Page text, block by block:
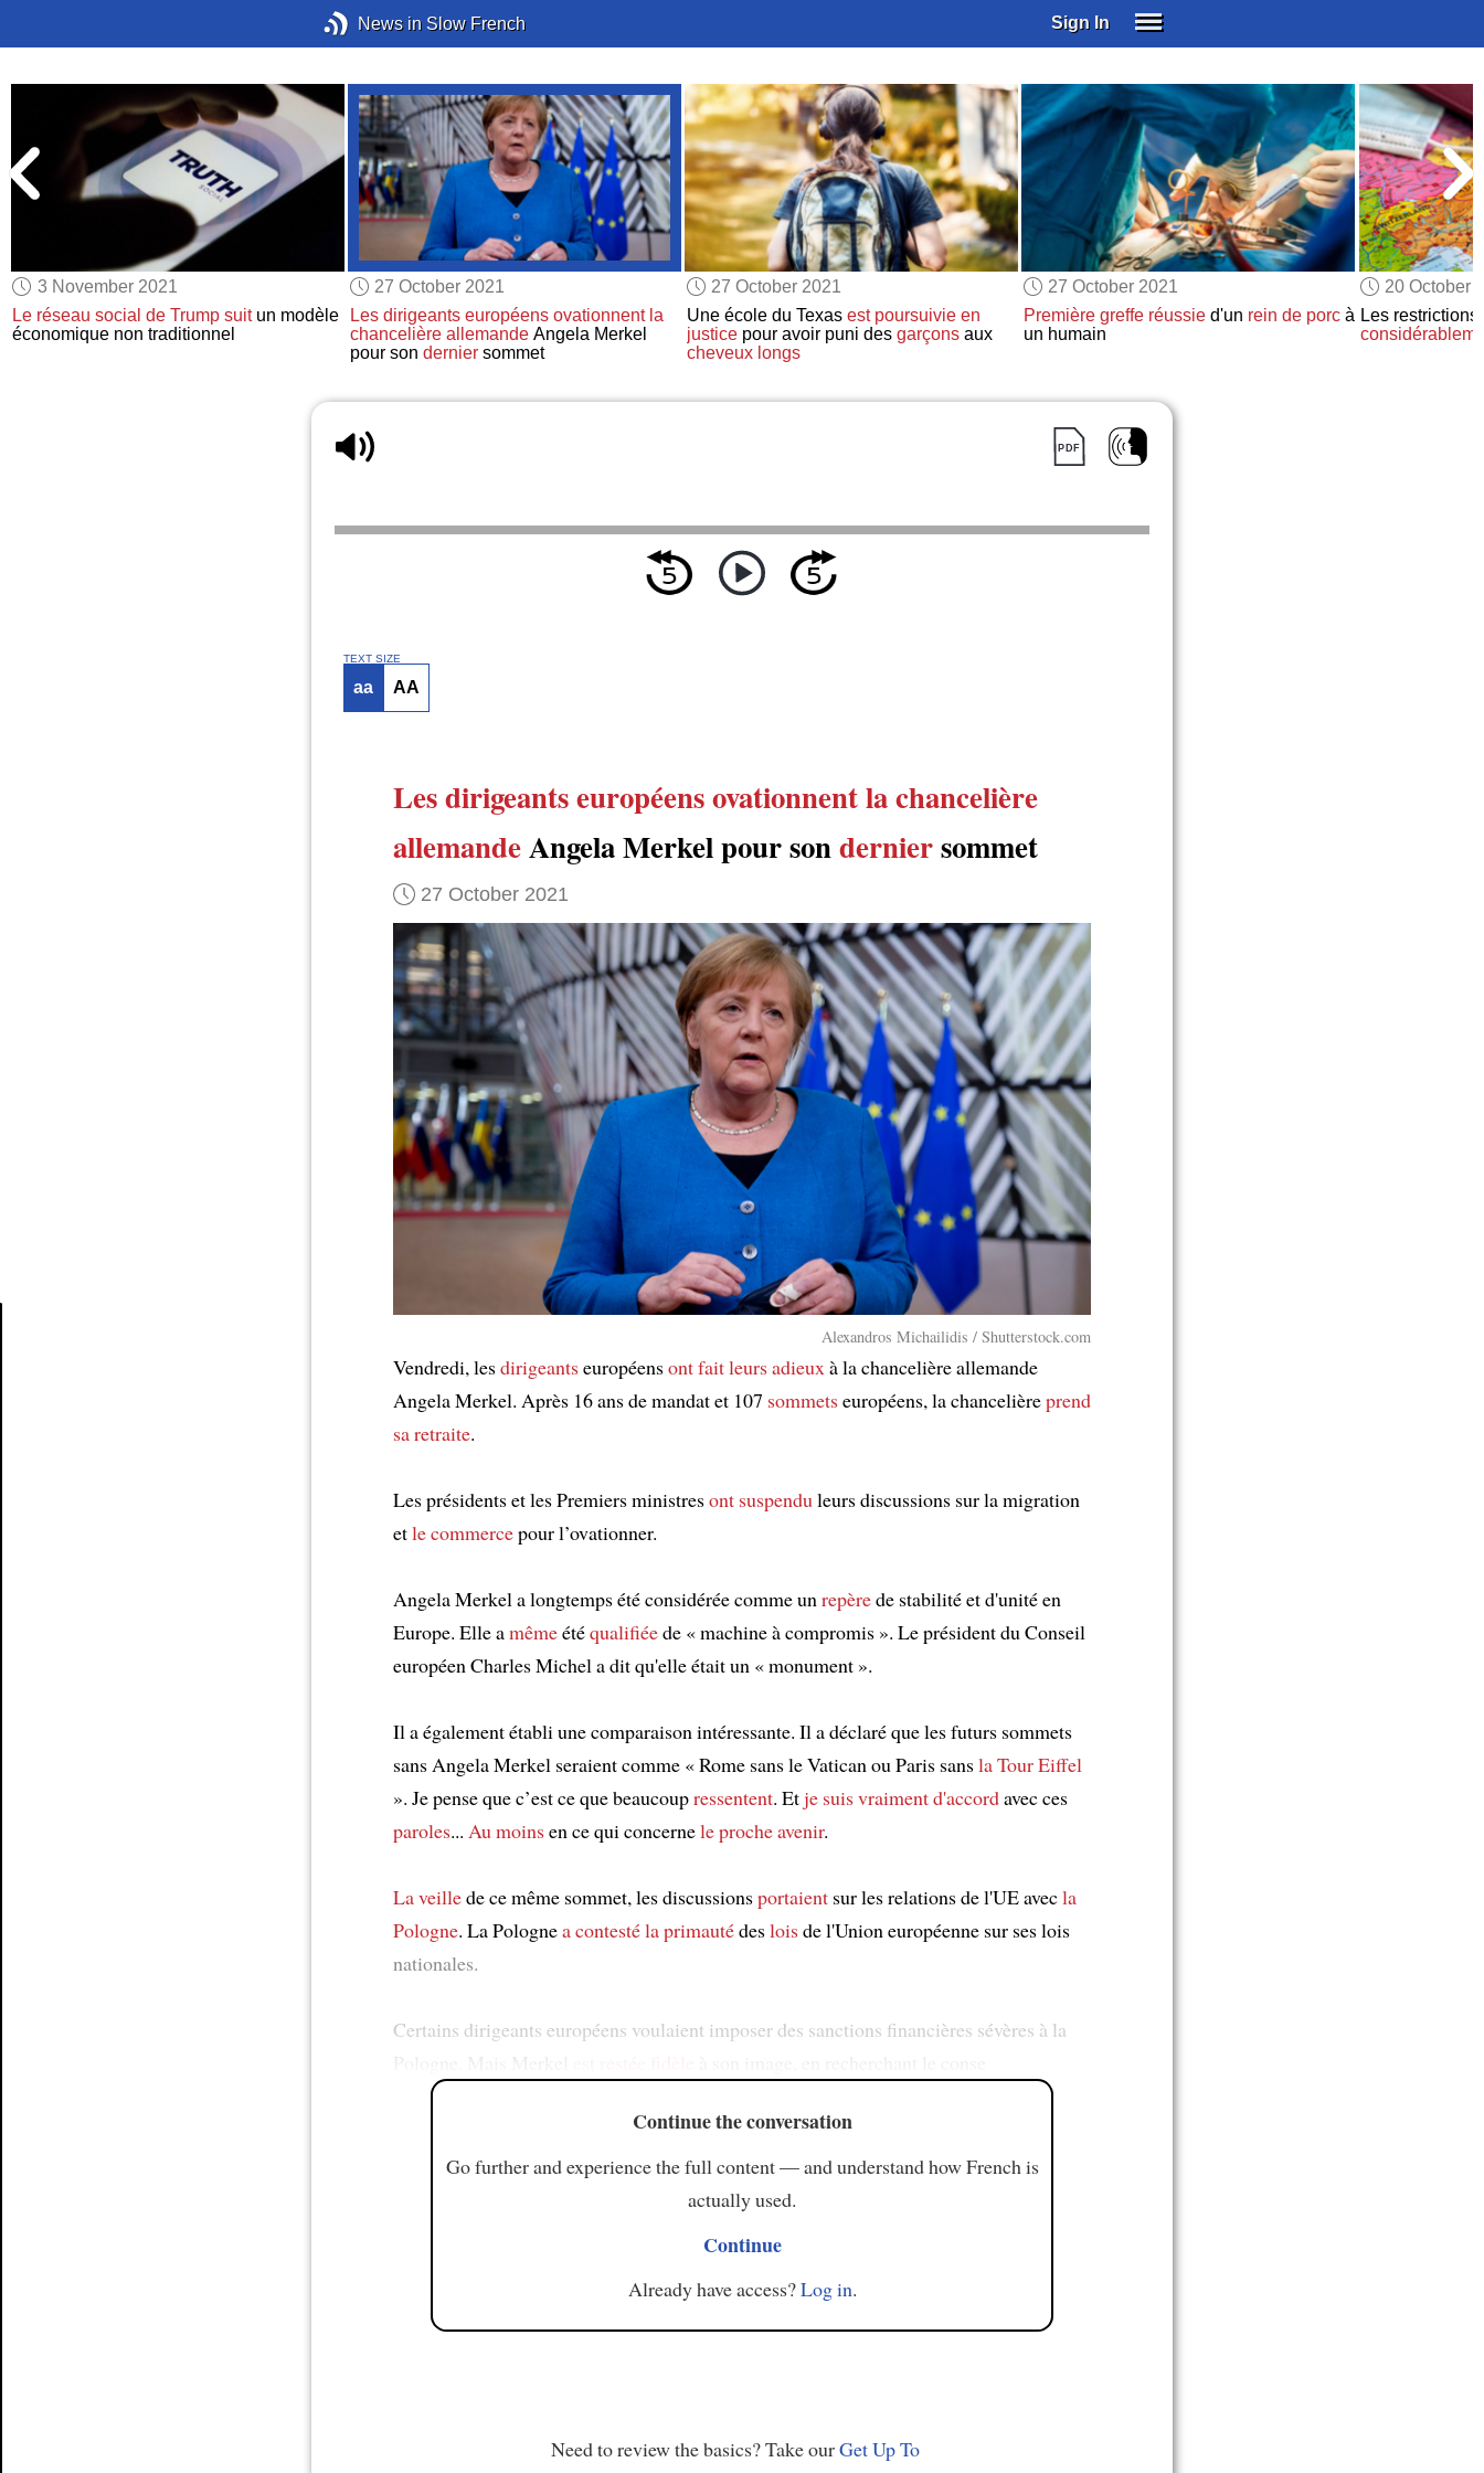
News in Slow French Sign In
SUBSCRIBE
EDUCATIONAL LICENSES
GIFT CARDS
OTHER LANGUAGES
ABOUT US
ALEXA
ADJUST COLORS
3 November 2021
Le réseau social de Trump suitun modèle
économique non traditionnel
27 October 2021
Les dirigeants européens ovationnent la
chancelière allemandeAngela Merkel
pour son derniersommet
27 October 2021
Une école du Texas est poursuivie en
justicepour avoir puni des garçonsaux
cheveux longs
27 October 2021
Première greffe réussied'un rein de porcà
un humain
20 October
Les restrictions
TEXT SIZE
aa AA
Les dirigeants européensovationnentla chancelière
allemandeAngela Merkel pour sonderniersommet
27 October 2021
Alexandros Michailidis / Shutterstock.com
Vendredi, lesdirigeantseuropéensont fait leurs adieux à la chancelière allemande
Angela Merkel. Après 16 ans de mandat et 107 sommetseuropéens, la chancelièreprend
sa retraite.
Les présidents et les Premiers ministresont suspendu leurs discussions sur la migration
etle commercepour l’ovationner.
Angela Merkel a longtemps été considérée comme un repèrede stabilité et d'unité en
Europe. Elle amêmeétéqualifiéede « machine à compromis ». Le président du Conseil
européen Charles Michel a dit qu'elle était un « monument ».
Il a également établi une comparaison intéressante. Il a déclaré que les futurs sommets
sans Angela Merkel seraient comme « Rome sans le Vatican ou Paris sansla Tour Eiffel
». Je pense que c’est ce que beaucoupressentent. Etje suis vraiment d'accordavec ces
paroles... Au moinsen ce qui concernele proche avenir.
La veillede ce même sommet, les discussionsportaient sur les relations de l'UE avecla
Pologne. La Polognea contestéla primautédesloisde l'Union européenne sur ses lois
nationales.
Certains dirigeants européens voulaient imposer des sanctions financières sévères à la
Continue the conversation
Go further and experience the full content — and understand how French is
actually used.
Continue
Already have access?Log in.
Need to review the basics? Take ourGet Up To